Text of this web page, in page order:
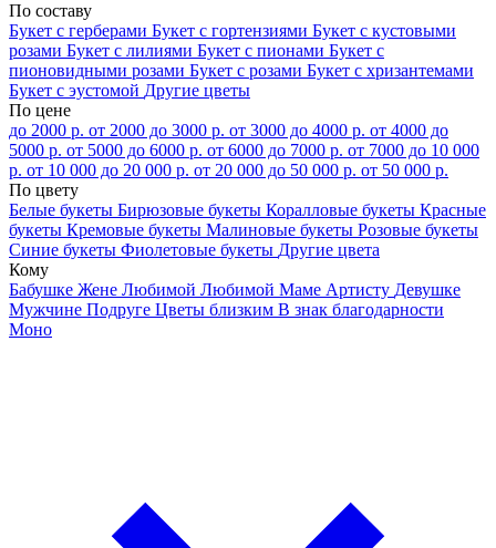
По составу
Букет с герберами Букет с гортензиями Букет с кустовыми
розами Букет с лилиями Букет с пионами Букет с
пионовидными розами Букет с розами Букет с хризантемами
Букет с эустомой Другие цветы
По цене
до 2000 р. от 2000 до 3000 р. от 3000 до 4000 р. от 4000 до
5000 р. от 5000 до 6000 р. от 6000 до 7000 р. от 7000 до 10 000
р. от 10 000 до 20 000 р. от 20 000 до 50 000 р. от 50 000 р.
По цвету
Белые букеты Бирюзовые букеты Коралловые букеты Красные
букеты Кремовые букеты Малиновые букеты Розовые букеты
Синие букеты Фиолетовые букеты Другие цвета
Кому
Бабушке Жене Любимой Любимой Маме Артисту Девушке
Мужчине Подруге Цветы близким В знак благодарности
Моно